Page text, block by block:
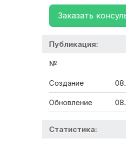
Заказать
Публикация:
№
Создание
Обновление
Статистика: